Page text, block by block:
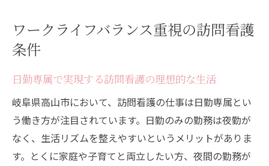
ワークライフバランス重視の訪問看護
条件
日勤専属で実現する訪問看護の理想的な生活
岐阜県高山市において、訪問看護の仕事は日勤専属とい
う働き方が注目されています。日勤のみの勤務は夜勤が
なく、生活リズムを整えやすいというメリットがありま
す。とくに家庭や子育てと両立したい方、夜間の勤務が